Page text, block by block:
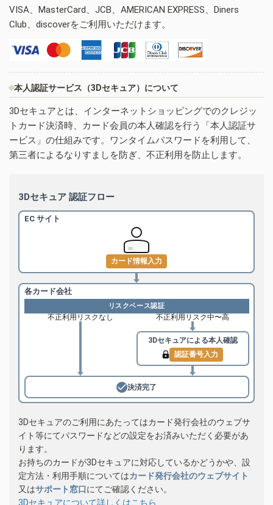
VISA、MasterCard、JCB、AMERICAN EXPRESS、Diners
Club、discoverをご利用いただけます。
本人認証サービス（3Dセキュア）について
3Dセキュアとは、インターネットショッピングでのクレジッ
トカード決済時、カード会員の本人確認を行う「本人認証サ
ービス」の仕組みです。ワンタイムパスワードを利用して、
第三者によるなりすましを防ぎ、不正利用を防止します。
3Dセキュア 認証フロー
EC サイト
カード情報入力
各カード会社
リスクベース認証
不正利用リスクなし 不正利用リスク中〜高
3Dセキュアによる本人確認
認証番号入力
決済完了
3Dセキュアのご利用にあたってはカード発行会社のウェブサ
イト等にてパスワードなどの設定をお済みいただく必要があ
ります。
お持ちのカードが3Dセキュアに対応しているかどうかや、設
定方法・利用手順についてはカード発行会社のウェブサイト
又はサポート窓口にてご確認ください。
3Dセキュアについて詳しくはこちら